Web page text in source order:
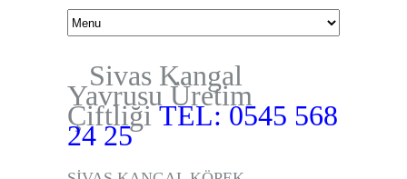
Sivas Kangal
Yavrusu Üretim
Çiftliği TEL: 0545 568
24 25